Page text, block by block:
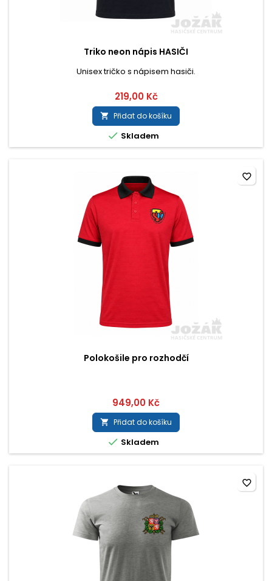
Triko neon nápis HASIČI
Unisex tričko s nápisem hasiči.
219,00 Kč
 Přidat do košíku
 Skladem
Polokošile pro rozhodčí
949,00 Kč
 Přidat do košíku
 Skladem
favorite_border
favorite_border